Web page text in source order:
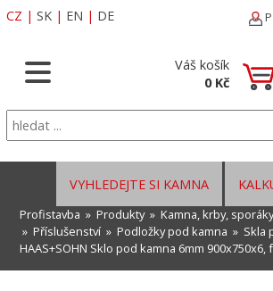
CZ | SK | EN | DE
Váš košík
0 Kč
VYHLEDEJTE SI KAMNA
Profistavba » Produkty» Kamna, krby,
» Příslušenství » Podložky pod kamna » Skla
HAAS+SOHN Sklo pod kamna 6mm 900x750x6,